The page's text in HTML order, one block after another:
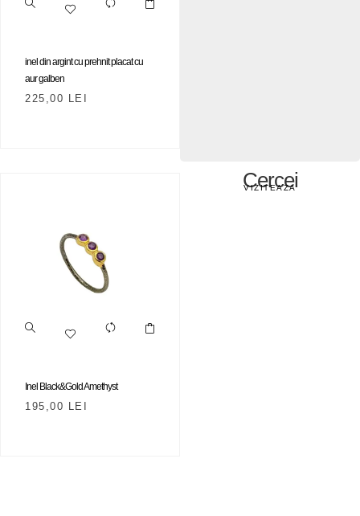
inel din argint cu prehnit placat cu
aur galben
225,00 LEI
Inel Black&Gold Amethyst
195,00 LEI
Cercei
VIZITEAZA